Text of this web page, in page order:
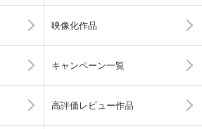
映像化作品
キャンペーン一覧
高評価レビュー作品